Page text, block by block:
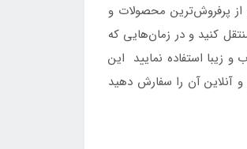
پرفروش‌ترین محصولات و
کنید و در زمان‌هایی که
زیبا استفاده نمایید این
آنلاین آن را سفارش دهید